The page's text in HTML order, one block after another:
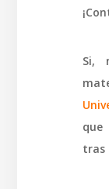
Si,
que
tras